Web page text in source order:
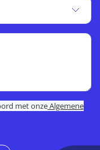
met onzeAlgemene